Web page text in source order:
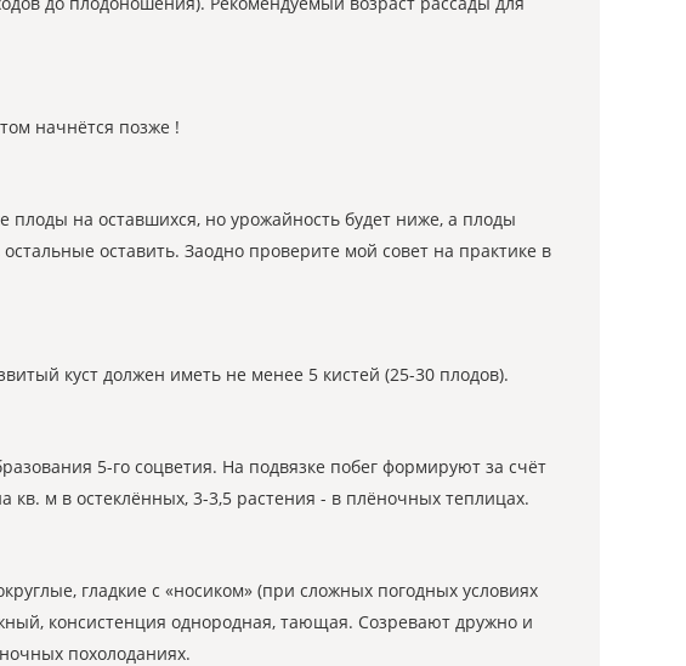
начнётся позже !
на оставшихся, но урожайность будет ниже, а плоды
оставить. Заодно проверите мой совет на практике в
куст должен иметь не менее 5 кистей (25-30 плодов).
5-го соцветия. На подвязке побег формируют за счёт
кв. м в остеклённых, 3-3,5 растения - в плёночных теплицах.
гладкие с «носиком» (при сложных погодных условиях
консистенция однородная, тающая. Созревают дружно и
похолоданиях.